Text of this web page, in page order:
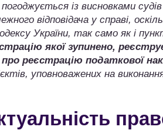
із висновками
відповідача у справі,
України, так само як і
якої зупинено,
про реєстрацію податкової
уповноважених на